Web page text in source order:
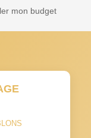
mon budget